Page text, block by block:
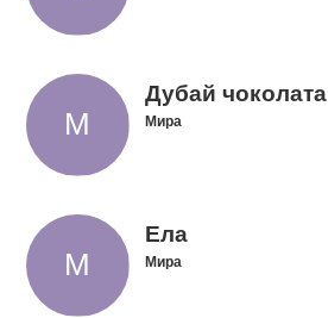
Дубай чоколата
Мира
Ела
Мира